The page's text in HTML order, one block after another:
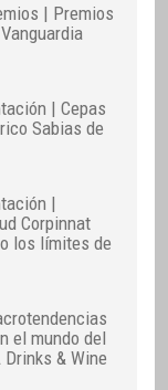
| Premios
| Cepas
Sabias de
|
Corpinnat
los límites de
el mundo del
& Wine